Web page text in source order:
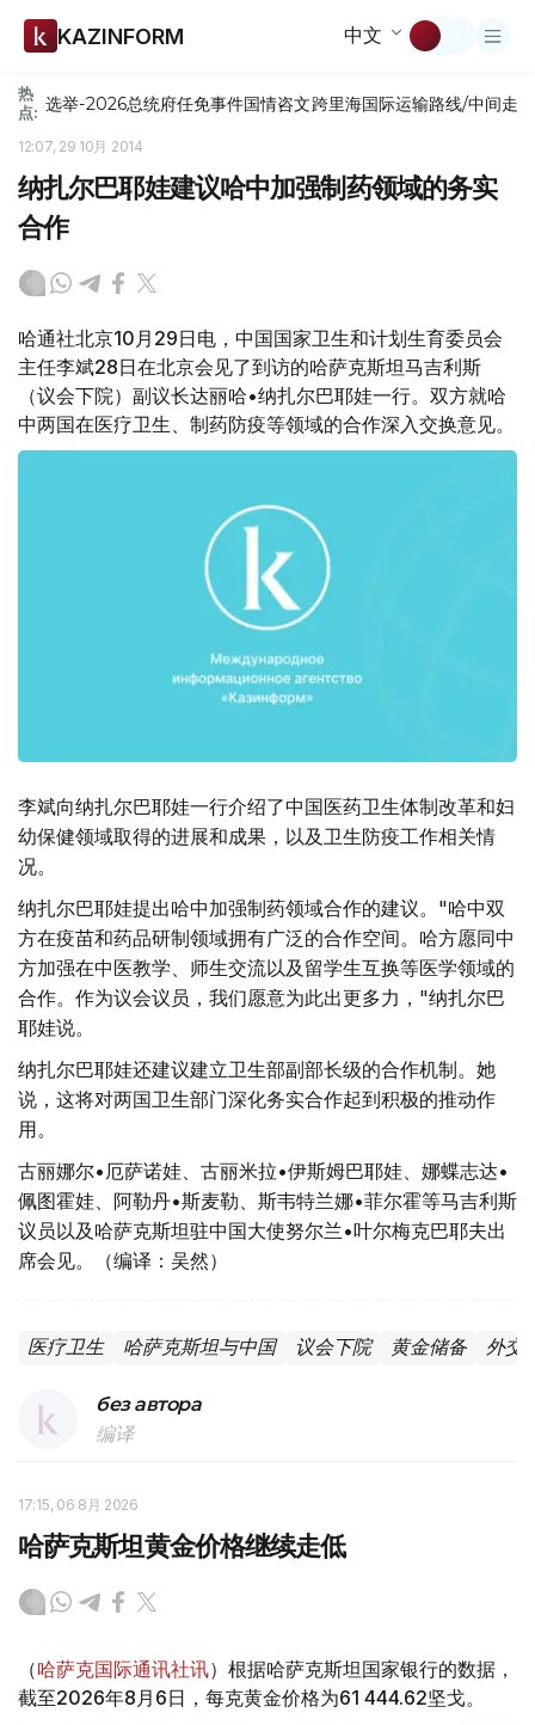
KAZINFORM 中文
热
点: 选举-2026总统府任免事件国情咨文跨里海国际运输路线/中间走廊
12:07, 29 10月 2014
纳扎尔巴耶娃建议哈中加强制药领域的务实
合作
哈通社北京10月29日电，中国国家卫生和计划生育委员会
主任李斌28日在北京会见了到访的哈萨克斯坦马吉利斯
（议会下院）副议长达丽哈•纳扎尔巴耶娃一行。双方就哈
中两国在医疗卫生、制药防疫等领域的合作深入交换意见。
李斌向纳扎尔巴耶娃一行介绍了中国医药卫生体制改革和妇
幼保健领域取得的进展和成果，以及卫生防疫工作相关情
况。
纳扎尔巴耶娃提出哈中加强制药领域合作的建议。"哈中双
方在疫苗和药品研制领域拥有广泛的合作空间。哈方愿同中
方加强在中医教学、师生交流以及留学生互换等医学领域的
合作。作为议会议员，我们愿意为此出更多力，"纳扎尔巴
耶娃说。
纳扎尔巴耶娃还建议建立卫生部副部长级的合作机制。她
说，这将对两国卫生部门深化务实合作起到积极的推动作
用。
古丽娜尔•厄萨诺娃、古丽米拉•伊斯姆巴耶娃、娜蝶志达•
佩图霍娃、阿勒丹•斯麦勒、斯韦特兰娜•菲尔霍等马吉利斯
议员以及哈萨克斯坦驻中国大使努尔兰•叶尔梅克巴耶夫出
席会见。（编译：吴然）
医疗卫生 哈萨克斯坦与中国 议会下院 黄金储备 外交
без автора
编译
17:15, 06 8月 2026
哈萨克斯坦黄金价格继续走低
（哈萨克国际通讯社讯）根据哈萨克斯坦国家银行的数据，
截至2026年8月6日，每克黄金价格为61 444.62坚戈。